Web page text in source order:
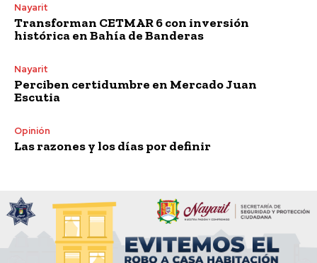
Nayarit
Transforman CETMAR 6 con inversión
histórica en Bahía de Banderas
Nayarit
Perciben certidumbre en Mercado Juan
Escutia
Opinión
Las razones y los días por definir